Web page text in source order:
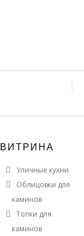
ВИТРИНА
Уличные кухни
Облицовки для
каминов
Топки для
каминов